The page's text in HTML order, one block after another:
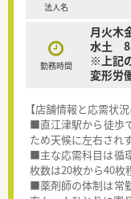
法人名
勤務時間
月火木
水土
※上記
変形労
【店舗情報と応需状況
■直江津駅から徒歩
ため天候に左右され
■主な応需科目は循
枚数は20枚から40枚
■薬剤師の体制は常